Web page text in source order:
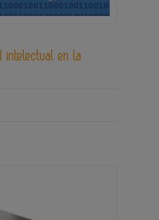
intelectual en la